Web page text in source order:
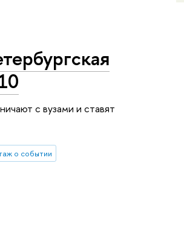
с вузами и ставят
о событии